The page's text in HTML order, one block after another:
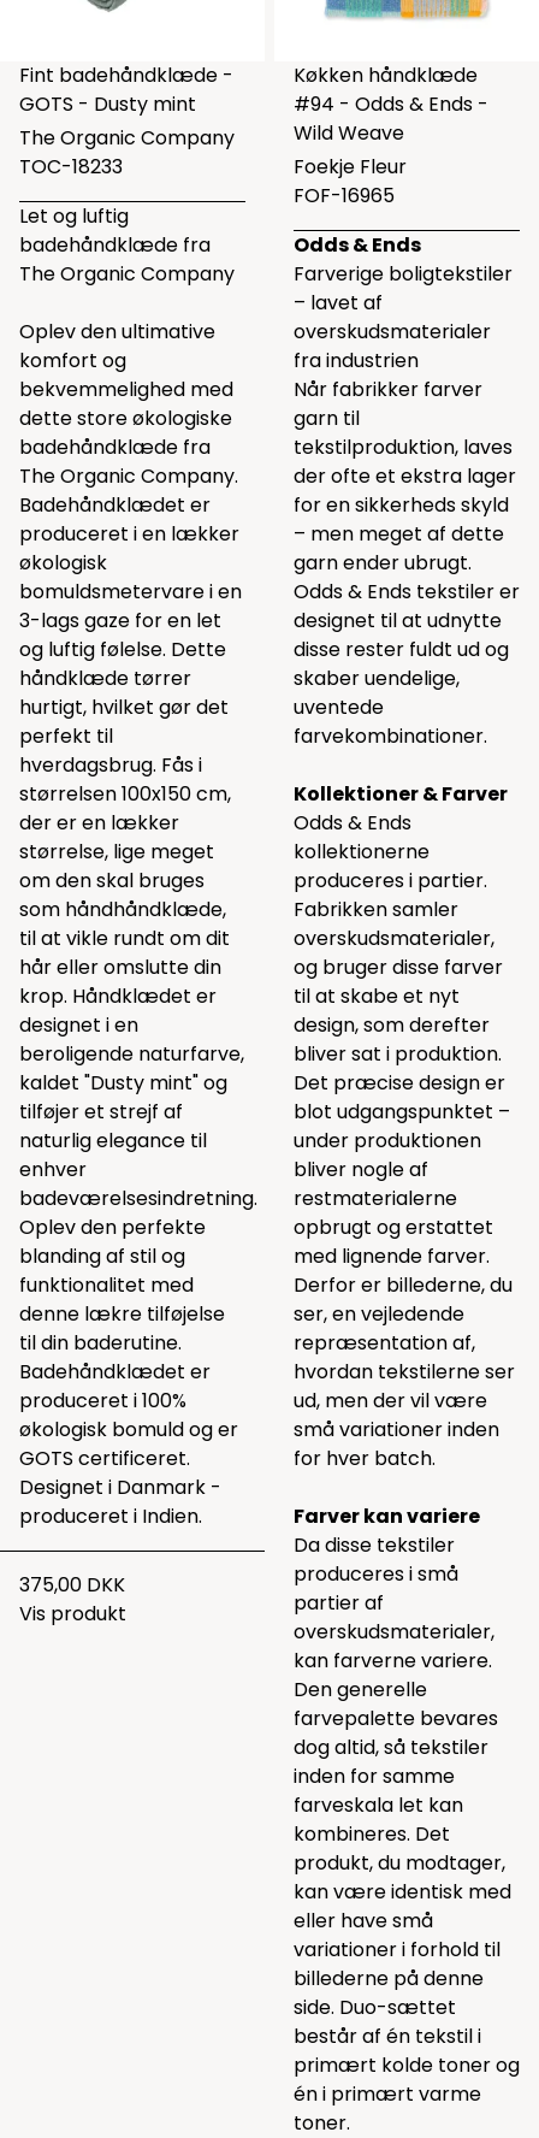
Fint badehåndklæde -
GOTS - Dusty mint
The Organic Company
TOC-18233
Let og luftig
badehåndklæde fra
The Organic Company
Oplev den ultimative
komfort og
bekvemmelighed med
dette store økologiske
badehåndklæde fra
The Organic Company.
Badehåndklædet er
produceret i en lækker
økologisk
bomuldsmetervare i en
3-lags gaze for en let
og luftig følelse. Dette
håndklæde tørrer
hurtigt, hvilket gør det
perfekt til
hverdagsbrug. Fås i
størrelsen 100x150 cm,
der er en lækker
størrelse, lige meget
om den skal bruges
som håndhåndklæde,
til at vikle rundt om dit
hår eller omslutte din
krop. Håndklædet er
designet i en
beroligende naturfarve,
kaldet "Dusty mint" og
tilføjer et strejf af
naturlig elegance til
enhver
badeværelsesindretning.
Oplev den perfekte
blanding af stil og
funktionalitet med
denne lækre tilføjelse
til din baderutine.
Badehåndklædet er
produceret i 100%
økologisk bomuld og er
GOTS certificeret.
Designet i Danmark -
produceret i Indien.
375,00 DKK
Vis produkt
Køkken håndklæde
#94 - Odds & Ends -
Wild Weave
Foekje Fleur
FOF-16965
Odds & Ends
Farverige boligtekstiler
– lavet af
overskudsmaterialer
fra industrien
Når fabrikker farver
garn til
tekstilproduktion, laves
der ofte et ekstra lager
for en sikkerheds skyld
– men meget af dette
garn ender ubrugt.
Odds & Ends tekstiler er
designet til at udnytte
disse rester fuldt ud og
skaber uendelige,
uventede
farvekombinationer.
Kollektioner & Farver
Odds & Ends
kollektionerne
produceres i partier.
Fabrikken samler
overskudsmaterialer,
og bruger disse farver
til at skabe et nyt
design, som derefter
bliver sat i produktion.
Det præcise design er
blot udgangspunktet –
under produktionen
bliver nogle af
restmaterialerne
opbrugt og erstattet
med lignende farver.
Derfor er billederne, du
ser, en vejledende
repræsentation af,
hvordan tekstilerne ser
ud, men der vil være
små variationer inden
for hver batch.
Farver kan variere
Da disse tekstiler
produceres i små
partier af
overskudsmaterialer,
kan farverne variere.
Den generelle
farvepalette bevares
dog altid, så tekstiler
inden for samme
farveskala let kan
kombineres. Det
produkt, du modtager,
kan være identisk med
eller have små
variationer i forhold til
billederne på denne
side. Duo-sættet
består af én tekstil i
primært kolde toner og
én i primært varme
toner.